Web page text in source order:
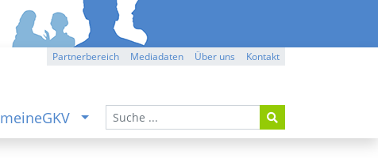
Partnerbereich Mediadaten Über uns Kontakt
meineGKV